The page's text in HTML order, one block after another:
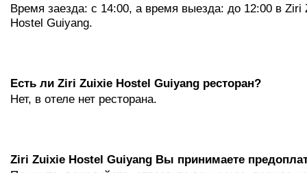
Время заезда: с 14:00, а время выезда: до 12:00 в Ziri
Hostel Guiyang.
Eсть ли Ziri Zuixie Hostel Guiyang ресторан?
Нет, в отеле нет ресторана.
Ziri Zuixie Hostel Guiyang Вы принимаете